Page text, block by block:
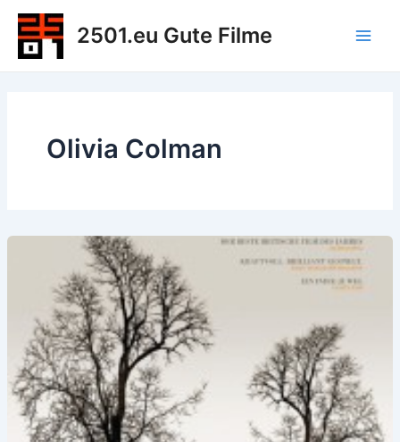
Zum
Inhalt
springen
2501.eu Gute Filme
Olivia Colman